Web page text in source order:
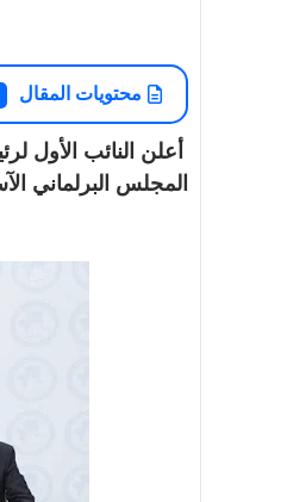
أمسية شعرية حاشدة للشاعر
تميم البرغوثي على قاعة
محتويات المقال
أعلن النائب الأول
المجلس البرلماني